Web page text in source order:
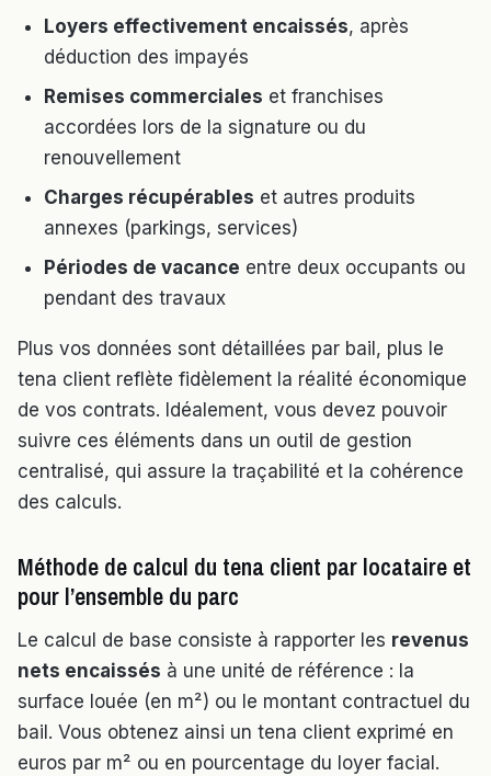
Loyers effectivement encaissés, après
déduction des impayés
Remises commerciales et franchises
accordées lors de la signature ou du
renouvellement
Charges récupérables et autres produits
annexes (parkings, services)
Périodes de vacance entre deux occupants ou
pendant des travaux
Plus vos données sont détaillées par bail, plus le
tena client reflète fidèlement la réalité économique
de vos contrats. Idéalement, vous devez pouvoir
suivre ces éléments dans un outil de gestion
centralisé, qui assure la traçabilité et la cohérence
des calculs.
Méthode de calcul du tena client par locataire et
pour l’ensemble du parc
Le calcul de base consiste à rapporter les revenus
nets encaissés à une unité de référence : la
surface louée (en m²) ou le montant contractuel du
bail. Vous obtenez ainsi un tena client exprimé en
euros par m² ou en pourcentage du loyer facial.